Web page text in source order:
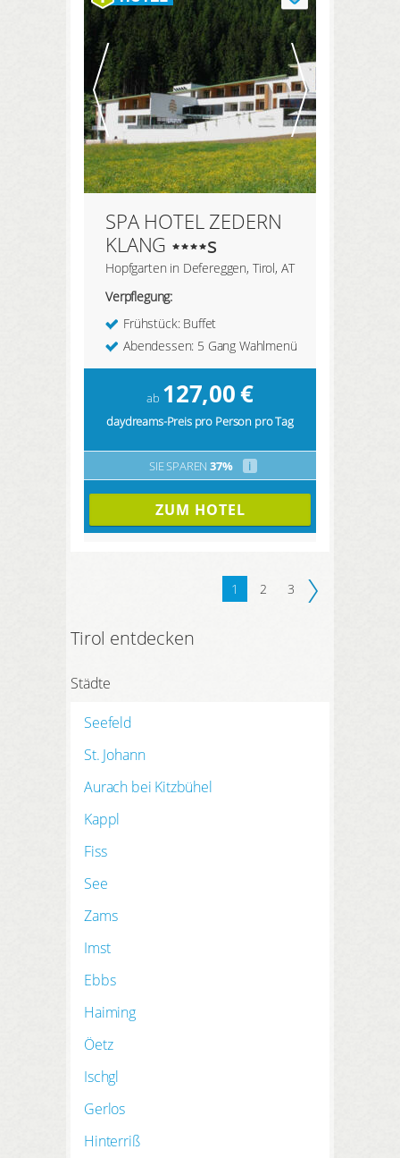
SPA HOTEL ZEDERN
KLANG
s
Hopfgarten in Defereggen, Tirol, AT
Verpflegung:
Frühstück: Buffet
Abendessen: 5 Gang Wahlmenü
ab 127,00€
daydreams-Preis pro Person pro Tag
SIE SPAREN 37% i
ZUM HOTEL
1 2 3
Tirol entdecken
Städte
Seefeld
St. Johann
Aurach bei Kitzbühel
Kappl
Fiss
See
Zams
Imst
Ebbs
Haiming
Öetz
Ischgl
Gerlos
Hinterriß